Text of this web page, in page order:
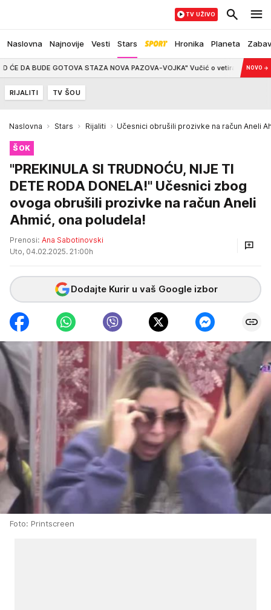
Naslovna Najnovije Vesti Stars Hronika Planeta
TV UŽIVO
BUDE GOTOVA STAZA NOVA PAZOVA-VOJKA" Vučić o vetiranju sa NOVO →
RIJALITI TV ŠOU
Naslovna Stars Rijaliti Učesnici obrušili prozivke na račun Aneli
ŠOK
"PREKINULA SI TRUDNOĆU, NIJE TI
DETE RODA DONELA!" Učesnici zbog
ovoga obrušili prozivke na račun Aneli
Ahmić, ona poludela!
Prenosi: Ana Sabotinovski
Uto, 04.02.2025. 21:00h
Dodajte Kurir u vaš Google izbor
Foto: Printscreen